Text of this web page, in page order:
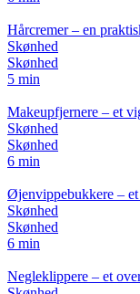
Hårcremer – en
Skønhed
Skønhed
5 min
Makeupfjernere – et
Skønhed
Skønhed
6 min
Øjenvippebukkere –
Skønhed
Skønhed
6 min
Negleklippere – et